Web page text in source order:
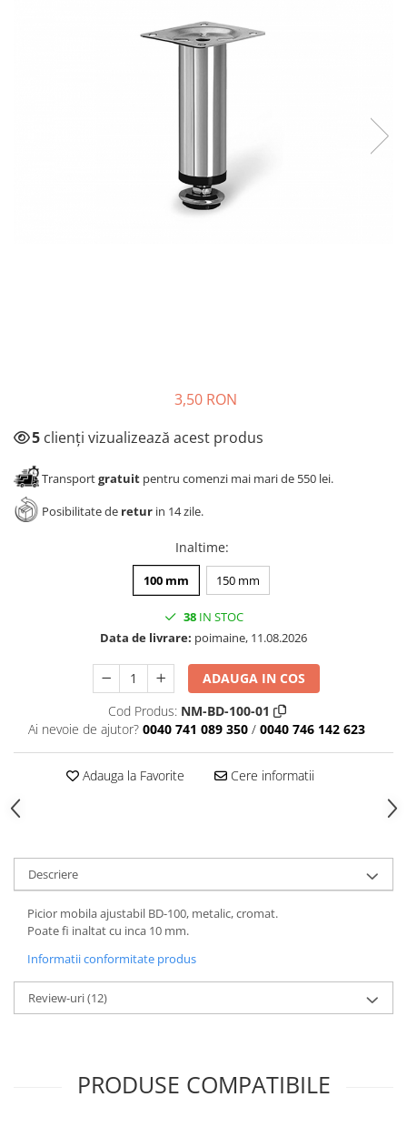
Solutii de curatat & adezivi
3,50 RON
5 clienți vizualizează acest produs
Transportgratuit pentru comenzi mai mari de 550 lei.
Posibilitate de retur in 14 zile.
Inaltime:
100 mm 150 mm
38IN STOC
Data de livrare: poimaine, 11.08.2026
ADAUGA IN COS
Cod Produs: NM-BD-100-01
Ai nevoie de ajutor? 0040 741 089 350 / 0040 746 142 623
Adauga la Favorite Cere informatii
Descriere
Picior mobila ajustabil BD-100, metalic, cromat.
Poate fi inaltat cu inca 10 mm.
Informatii conformitate produs
Review-uri(12)
PRODUSE COMPATIBILE